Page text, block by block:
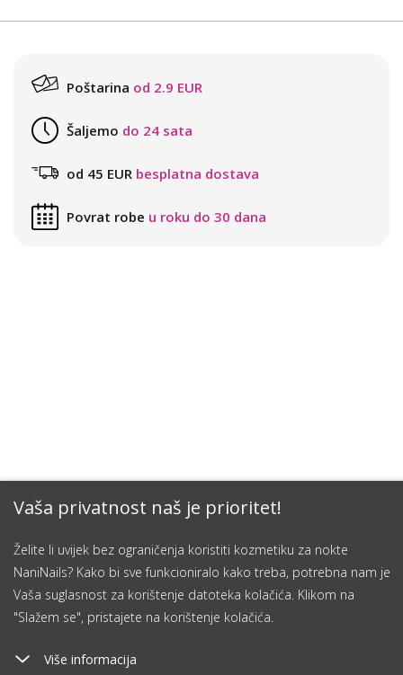
Vaša privatnost naš je prioritet!
Želite li uvijek bez ograničenja koristiti kozmetiku za nokte
NaniNails? Kako bi sve funkcioniralo kako treba, potrebna nam je
Vaša suglasnost za korištenje datoteka kolačića. Klikom na
"Slažem se", pristajete na korištenje kolačića.
Više informacija
Poštarina od 2.9 EUR
Šaljemo do 24 sata
od 45 EUR besplatna dostava
Povrat robe u roku do 30 dana